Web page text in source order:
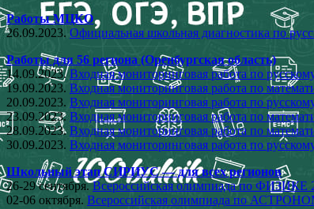
Работы МЦКО
26.09.2023. Официальная школьная диагностика по
Работы для 56 региона (Оренбургская область)
14.09.2023.Входная мониторинговая работа по
19.09.2023. Входная мониторинговая работа по
20.09.2023. Входная мониторинговая работа по
23.09.2023.Входная мониторинговая работа по
28.09.2023.Входная мониторинговая работа по
30.09.2023. Входная мониторинговая работа по
Школьный этап СИРИУС — для всех регионов
26-29 сентября.Всероссийская олимпиада по ФИЗИКЕ
02-06 октября. Всероссийская олимпиада по